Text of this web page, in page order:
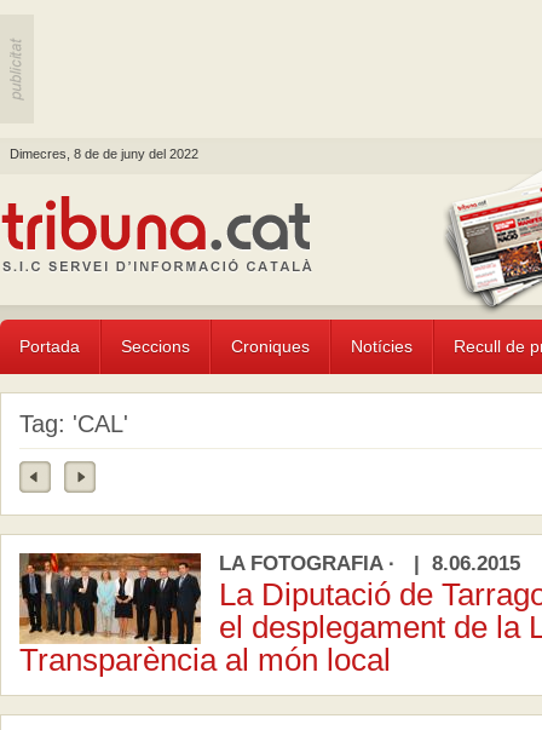
Dimecres, 8 de de juny del 2022
Portada Seccions Croniques Notícies Recull de
Tag: 'CAL'
LA FOTOGRAFIA · | 8.06.2015
La Diputació de
el desplegament de la
Transparència al món local